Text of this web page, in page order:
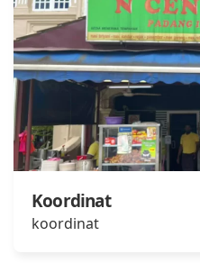
Koordinat
koordinat